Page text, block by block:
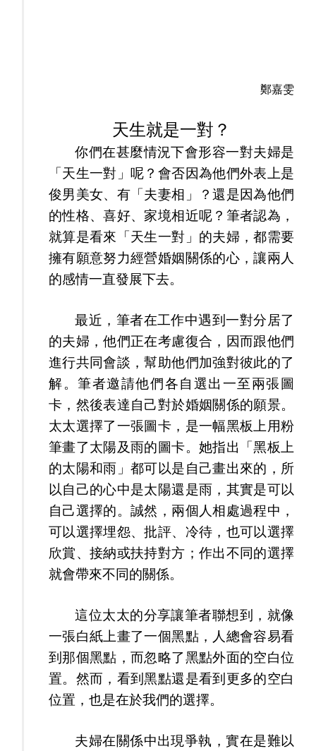
鄭嘉雯
天生就是一對？
你們在甚麼情況下會形容一對夫婦是
「天生一對」呢？會否因為他們外表上是
俊男美女、有「夫妻相」？還是因為他們
的性格、喜好、家境相近呢？筆者認為，
就算是看來「天生一對」的夫婦，都需要
擁有願意努力經營婚姻關係的心，讓兩人
的感情一直發展下去。
最近，筆者在工作中遇到一對分居了
的夫婦，他們正在考慮復合，因而跟他們
進行共同會談，幫助他們加強對彼此的了
解。筆者邀請他們各自選出一至兩張圖
卡，然後表達自己對於婚姻關係的願景。
太太選擇了一張圖卡，是一幅黑板上用粉
筆畫了太陽及雨的圖卡。她指出「黑板上
的太陽和雨」都可以是自己畫出來的，所
以自己的心中是太陽還是雨，其實是可以
自己選擇的。誠然，兩個人相處過程中，
可以選擇埋怨、批評、冷待，也可以選擇
欣賞、接納或扶持對方；作出不同的選擇
就會帶來不同的關係。
這位太太的分享讓筆者聯想到，就像
一張白紙上畫了一個黑點，人總會容易看
到那個黑點，而忽略了黑點外面的空白位
置。然而，看到黑點還是看到更多的空白
位置，也是在於我們的選擇。
夫婦在關係中出現爭執，實在是難以